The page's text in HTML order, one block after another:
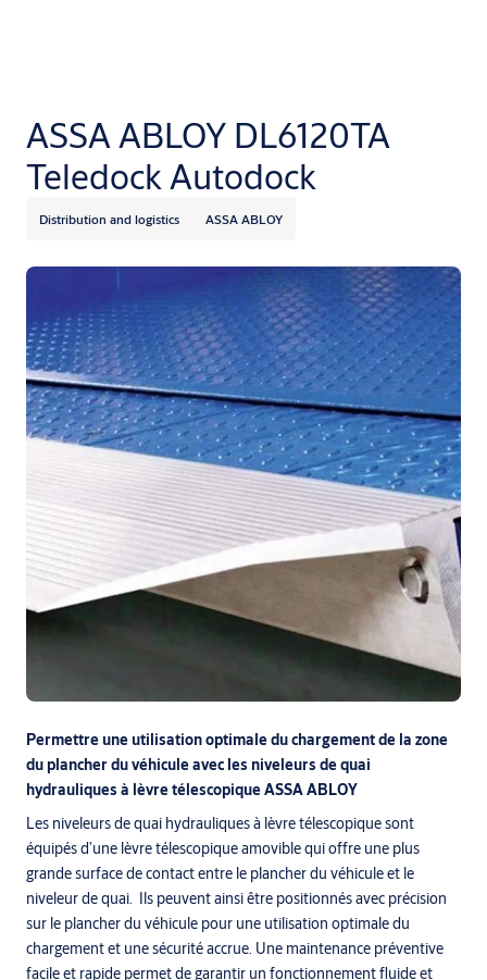
ASSA ABLOY DL6120TA
Teledock Autodock
Distribution and logistics ASSA ABLOY
Permettre une utilisation optimale du chargement de la zone
du plancher du véhicule avec les niveleurs de quai
hydrauliques à lèvre télescopique ASSA ABLOY
Les niveleurs de quai hydrauliques à lèvre télescopique sont
équipés d’une lèvre télescopique amovible qui offre une plus
grande surface de contact entre le plancher du véhicule et le
niveleur de quai. Ils peuvent ainsi être positionnés avec précision
sur le plancher du véhicule pour une utilisation optimale du
chargement et une sécurité accrue. Une maintenance préventive
facile et rapide permet de garantir un fonctionnement fluide et